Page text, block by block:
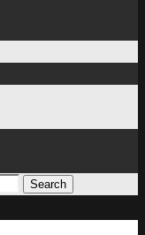
Search